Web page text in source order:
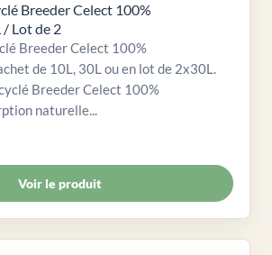
Breeder Celect 100%
/ Lot de 2
Breeder Celect 100%
de 10L, 30L ou en lot de 2x30L.
Breeder Celect 100%
naturelle...
Voir le produit